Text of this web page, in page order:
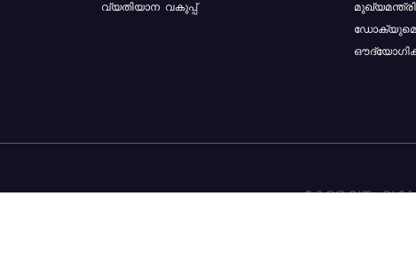
വ്യതിയാന വകുപ്പ്
കേരള വനം